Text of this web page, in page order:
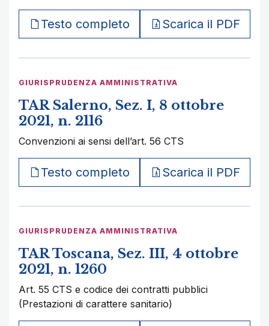
Testo completo Scarica il PDF
GIURISPRUDENZA AMMINISTRATIVA
TAR Salerno, Sez. I, 8 ottobre
2021, n. 2116
Convenzioni ai sensi dell’art. 56 CTS
Testo completo Scarica il PDF
GIURISPRUDENZA AMMINISTRATIVA
TAR Toscana, Sez. III, 4 ottobre
2021, n. 1260
Art. 55 CTS e codice dei contratti pubblici
(Prestazioni di carattere sanitario)